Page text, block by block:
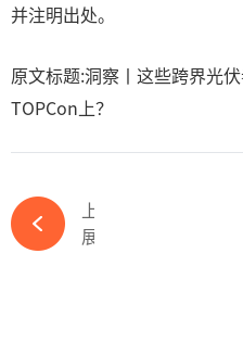
并注明出处。
原文标题:洞察丨这些跨界光
TOPCon上？